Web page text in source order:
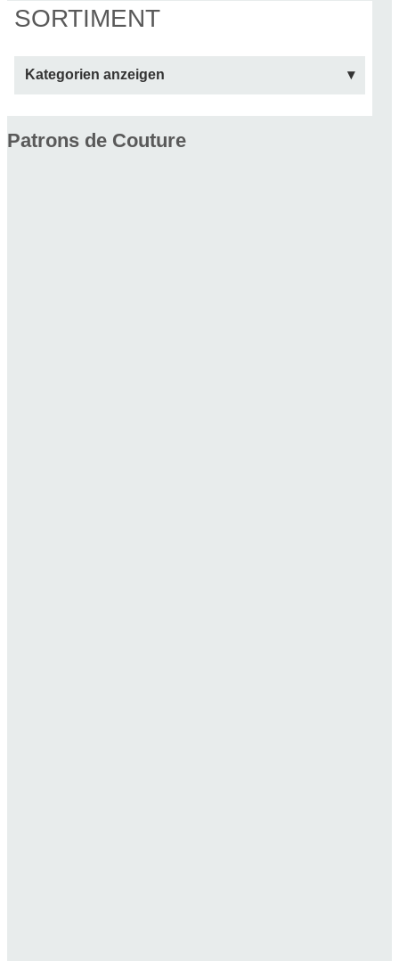
SORTIMENT
Kategorien anzeigen
Patrons de Couture